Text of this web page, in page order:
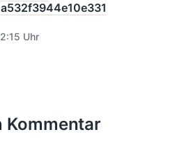
Uhr
Kommentar